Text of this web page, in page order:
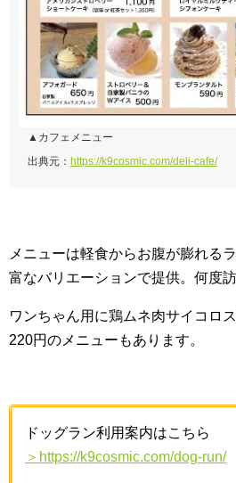
▲カフェメニュー
出典元： https://k9cosmic.com/deli-cafe/
メニューは軽食からお腹が膨れる
富なバリエーションで提供。何度
ワンちゃん用に鶏ムネ肉サイコロ
220円のメニューもあります。
ドッグラン利用案内はこちら
＞https://k9cosmic.com/dog-run/